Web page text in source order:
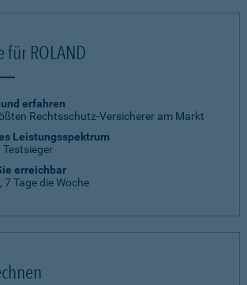
für ROLAND
erfahren
Rechtsschutz-Versicherer am Markt
Leistungsspektrum
erreichbar
7 Tage die Woche